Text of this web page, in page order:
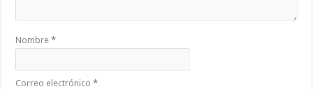
Nombre*
Correo electrónico*